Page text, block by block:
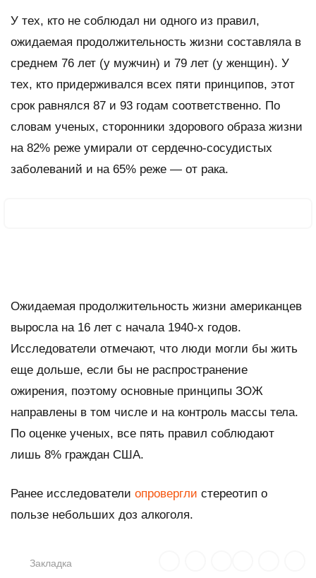
У тех, кто не соблюдал ни одного из правил,
ожидаемая продолжительность жизни составляла в
среднем 76 лет (у мужчин) и 79 лет (у женщин). У
тех, кто придерживался всех пяти принципов, этот
срок равнялся 87 и 93 годам соответственно. По
словам ученых, сторонники здорового образа жизни
на 82% реже умирали от сердечно-сосудистых
заболеваний и на 65% реже — от рака.
Ожидаемая продолжительность жизни американцев
выросла на 16 лет с начала 1940-х годов.
Исследователи отмечают, что люди могли бы жить
еще дольше, если бы не распространение
ожирения, поэтому основные принципы ЗОЖ
направлены в том числе и на контроль массы тела.
По оценке ученых, все пять правил соблюдают
лишь 8% граждан США.
Ранее исследователи опровергли стереотип о
пользе небольших доз алкоголя.
Закладка